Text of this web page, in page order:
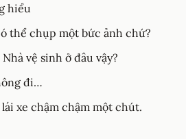
hiểu
thể chụp một bức ảnh chứ?
vệ sinh ở đâu vậy?
đi…
xe chậm chậm một chút.